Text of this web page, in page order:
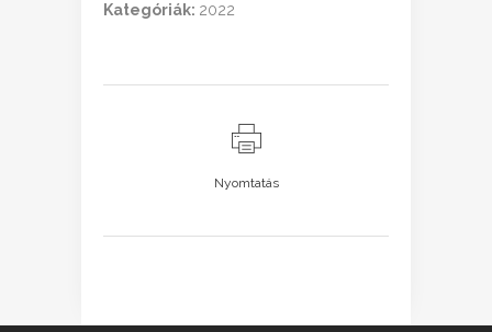
Kategóriák: 2022
Nyomtatás